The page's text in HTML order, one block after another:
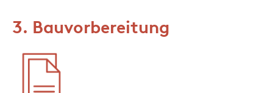
3. Bauvorbereitung